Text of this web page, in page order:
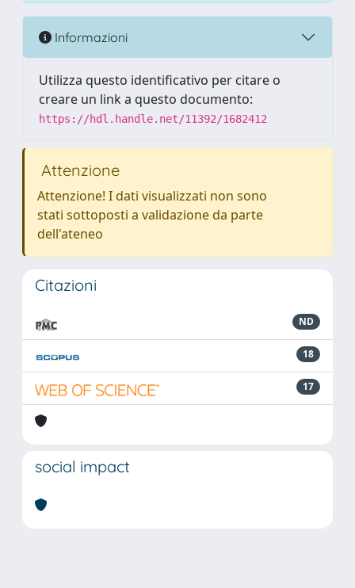
Informazioni
Utilizza questo identificativo per citare o
creare un link a questo documento:
https://hdl.handle.net/11392/1682412
Attenzione
Attenzione! I dati visualizzati non sono
stati sottoposti a validazione da parte
dell'ateneo
Citazioni
ND
18
17
social impact